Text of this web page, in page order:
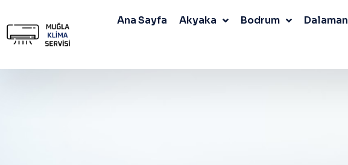
Ana Sayfa Akyaka Bodrum Dalaman